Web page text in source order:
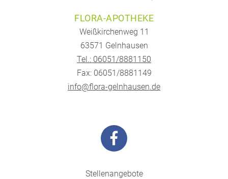
FLORA-APOTHEKE
Weißkirchenweg 11
63571 Gelnhausen
Tel.: 06051/8881150
Fax: 06051/8881149
info@flora-gelnhausen.de
Stellenangebote